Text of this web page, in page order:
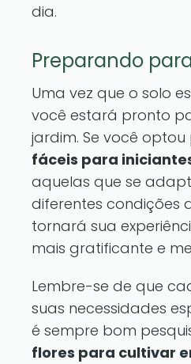
dia.
Preparando
Uma vez que o solo
você estará pronto
jardim. Se você optou
fáceis para
aquelas que se
diferentes condições
tornará sua
mais gratificante e
Lembre-se de que
suas necessidades
é sempre bom
flores para cultivar